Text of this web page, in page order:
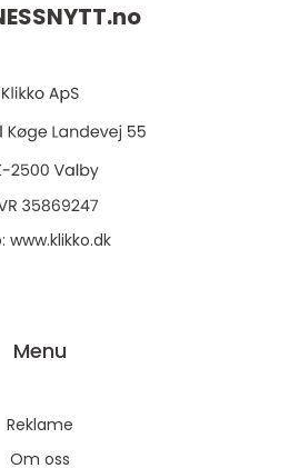
no
www.klikko.dk
Menu
Reklame
Om oss